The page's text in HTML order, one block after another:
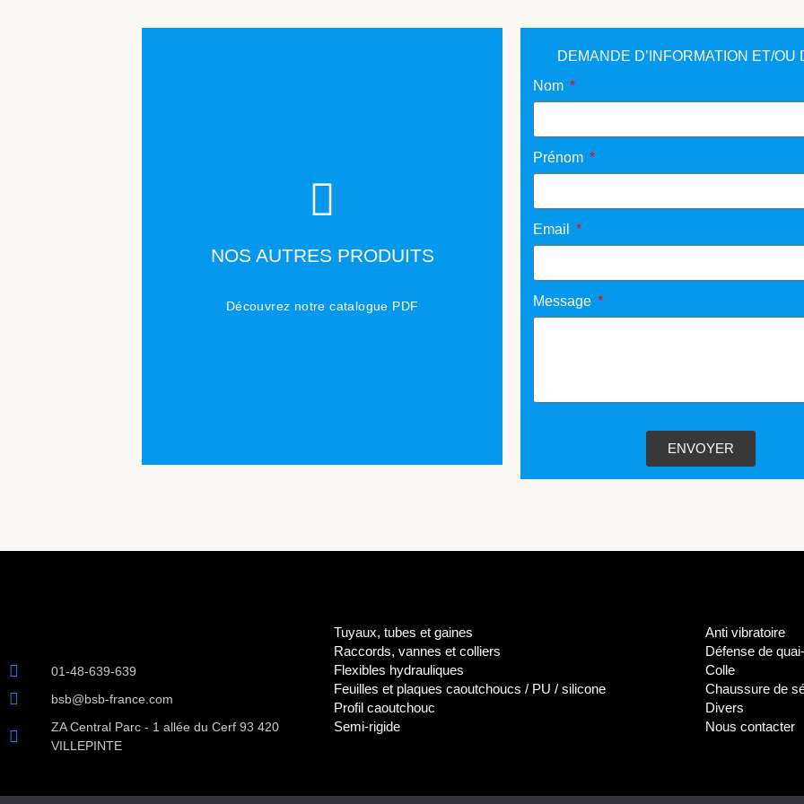
NOS AUTRES PRODUITS
Découvrez notre catalogue PDF
TÉLÉCHARGER
DEMANDE D’INFORMATION ET/OU
Nom
Prénom
Email
Message
ENVOYER
01-48-639-639
bsb@bsb-france.com
ZA Central Parc - 1 allée du Cerf 93 420
VILLEPINTE
Tuyaux, tubes et gaines
Raccords, vannes et colliers
Flexibles hydrauliques
Feuilles et plaques caoutchoucs / PU / silicone
Profil caoutchouc
Semi-rigide
Anti vibratoire
Défense de
Colle
Chaussure de
Divers
Nous contacter